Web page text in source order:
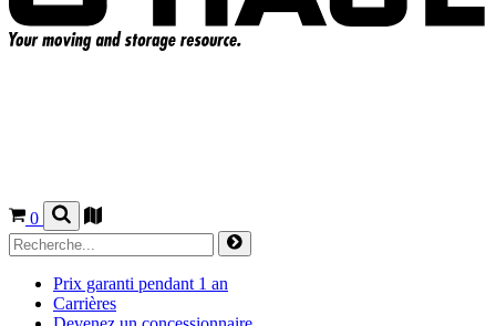
0
Prix garanti pendant 1 an
Carrières